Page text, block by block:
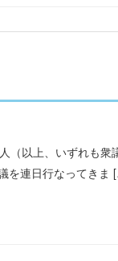
以上、いずれも衆
を連日行なってきま